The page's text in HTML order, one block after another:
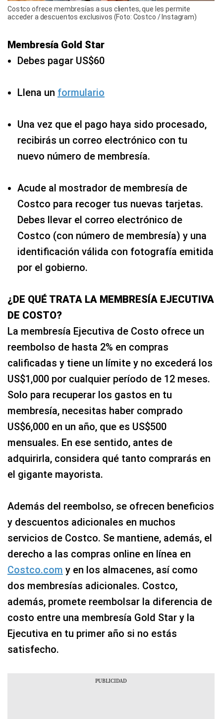
Costco ofrece membresías a sus clientes, que les permite
acceder a descuentos exclusivos (Foto: Costco / Instagram)
Membresía Gold Star
Debes pagar US$60
Llena un formulario
Una vez que el pago haya sido procesado,
recibirás un correo electrónico con tu
nuevo número de membresía.
Acude al mostrador de membresía de
Costco para recoger tus nuevas tarjetas.
Debes llevar el correo electrónico de
Costco (con número de membresía) y una
identificación válida con fotografía emitida
por el gobierno.
¿DE QUÉ TRATA LA MEMBRESÍA EJECUTIVA
DE COSTO?
La membresía Ejecutiva de Costo ofrece un
reembolso de hasta 2% en compras
calificadas y tiene un límite y no excederá los
US$1,000 por cualquier período de 12 meses.
Solo para recuperar los gastos en tu
membresía, necesitas haber comprado
US$6,000 en un año, que es US$500
mensuales. En ese sentido, antes de
adquirirla, considera qué tanto comprarás en
el gigante mayorista.
Además del reembolso, se ofrecen beneficios
y descuentos adicionales en muchos
servicios de Costco. Se mantiene, además, el
derecho a las compras online en línea en
Costco.com y en los almacenes, así como
dos membresías adicionales. Costco,
además, promete reembolsar la diferencia de
costo entre una membresía Gold Star y la
Ejecutiva en tu primer año si no estás
satisfecho.